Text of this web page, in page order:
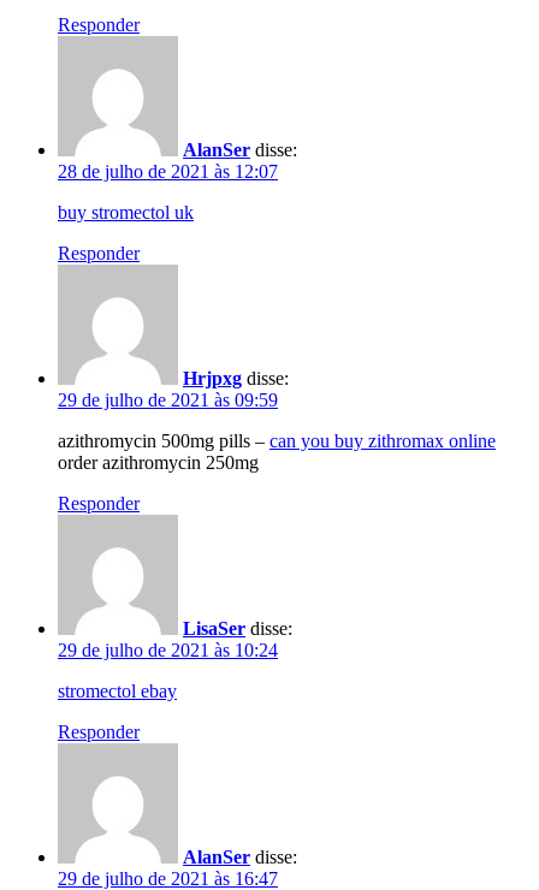
Responder
AlanSer disse:
28 de julho de 2021 às 12:07
buy stromectol uk
Responder
Hrjpxg disse:
29 de julho de 2021 às 09:59
azithromycin 500mg pills – can you buy zithromax online
order azithromycin 250mg
Responder
LisaSer disse:
29 de julho de 2021 às 10:24
stromectol ebay
Responder
AlanSer disse:
29 de julho de 2021 às 16:47